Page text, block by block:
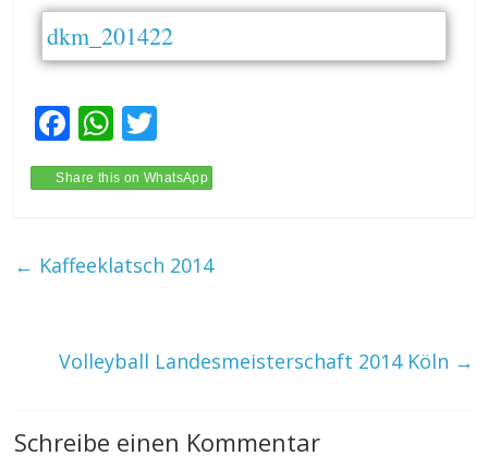
dkm_201422
F
ac
e
o
W
h
at
A
w
itt
Share this on WhatsApp
← Kaffeeklatsch 2014
Volleyball Landesmeisterschaft 2014 Köln →
Schreibe einen Kommentar